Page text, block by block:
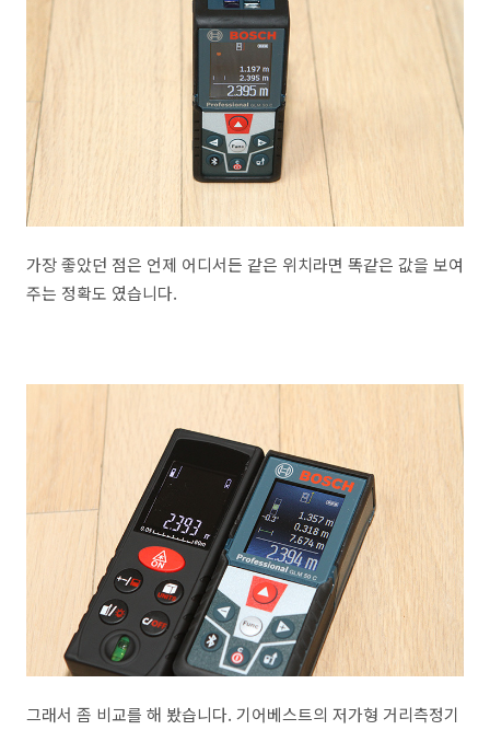
가장 좋았던 점은 언제 어디서든 같은 위치라면 똑같은 값을 보여
주는 정확도 였습니다.
그래서 좀 비교를 해 봤습니다. 기어베스트의 저가형 거리측정기